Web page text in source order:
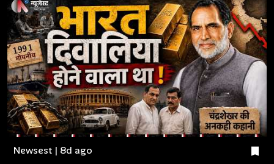
Newsest | 8d ago